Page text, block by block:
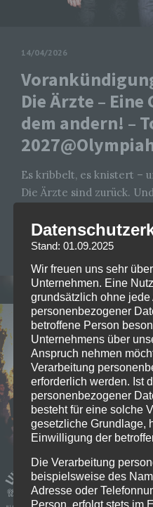
14/04/2026
Die Ärzte –
dem andern! –
Es kribbelt, es knistert –
Die Ärzte sind zurück.
Stand: 01.09.2025
Wir freuen uns sehr
Unternehmen. Eine
grundsätzlich ohne jede
personenbezogener
betroffene Person
Unternehmens über
Anspruch nehmen
Verarbeitung
erforderlich werden. Ist
personenbezogener
besteht für eine solche
gesetzliche Grundlage,
Einwilligung der
Die Verarbeitung
beispielsweise des
Adresse oder